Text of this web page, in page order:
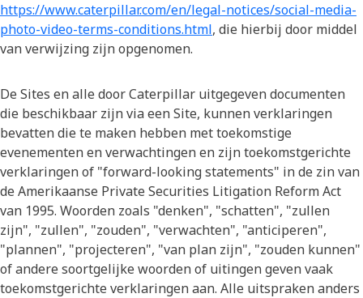
https://www.caterpillar.com/en/legal-notices/social-media-
photo-video-terms-conditions.html, die hierbij door middel
van verwijzing zijn opgenomen.
De Sites en alle door Caterpillar uitgegeven documenten
die beschikbaar zijn via een Site, kunnen verklaringen
bevatten die te maken hebben met toekomstige
evenementen en verwachtingen en zijn toekomstgerichte
verklaringen of "forward-looking statements" in de zin van
de Amerikaanse Private Securities Litigation Reform Act
van 1995. Woorden zoals "denken", "schatten", "zullen
zijn", "zullen", "zouden", "verwachten", "anticiperen",
"plannen", "projecteren", "van plan zijn", "zouden kunnen"
of andere soortgelijke woorden of uitingen geven vaak
toekomstgerichte verklaringen aan. Alle uitspraken anders